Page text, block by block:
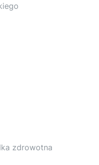
zdrowotna